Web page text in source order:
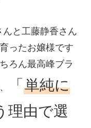
んと工藤静香さん
ったお嬢様です
ろん最高峰ブラ
「 単純に
理由で選